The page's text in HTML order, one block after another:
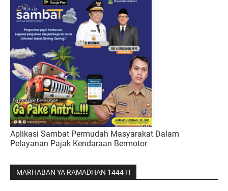
Aplikasi Sambat Permudah Masyarakat Dalam
Pelayanan Pajak Kendaraan Bermotor
MARHABAN YA RAMADHAN 1444 H